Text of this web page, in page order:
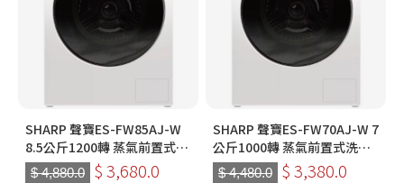
SHARP 聲寶ES-FW85AJ-W
8.5公斤1200轉 蒸氣前置式洗
衣機
$ 4,880.0 $ 3,680.0
SHARP 聲寶ES-FW70AJ-W 7
公斤1000轉 蒸氣前置式洗衣
機 前置式洗衣機
$ 4,480.0 $ 3,380.0